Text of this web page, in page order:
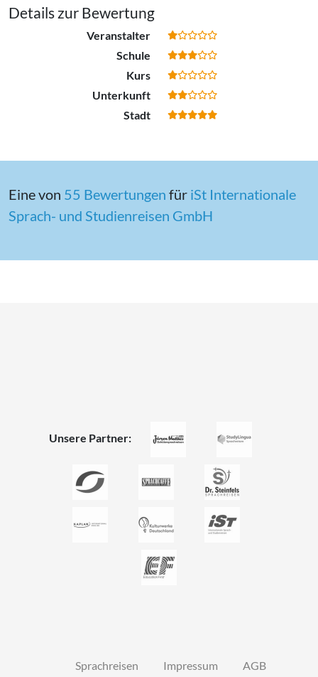
Details zur Bewertung
Veranstalter
Schule
Kurs
Unterkunft
Stadt
Eine von 55 Bewertungen für iSt In­ter­na­tio­na­le
Sprach- und Stu­di­en­rei­sen GmbH
Unsere Partner:
Sprachreisen Impressum AGB